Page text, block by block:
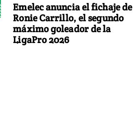
Emelec anuncia el fichaje de
Ronie Carrillo, el segundo
máximo goleador de la
LigaPro 2026